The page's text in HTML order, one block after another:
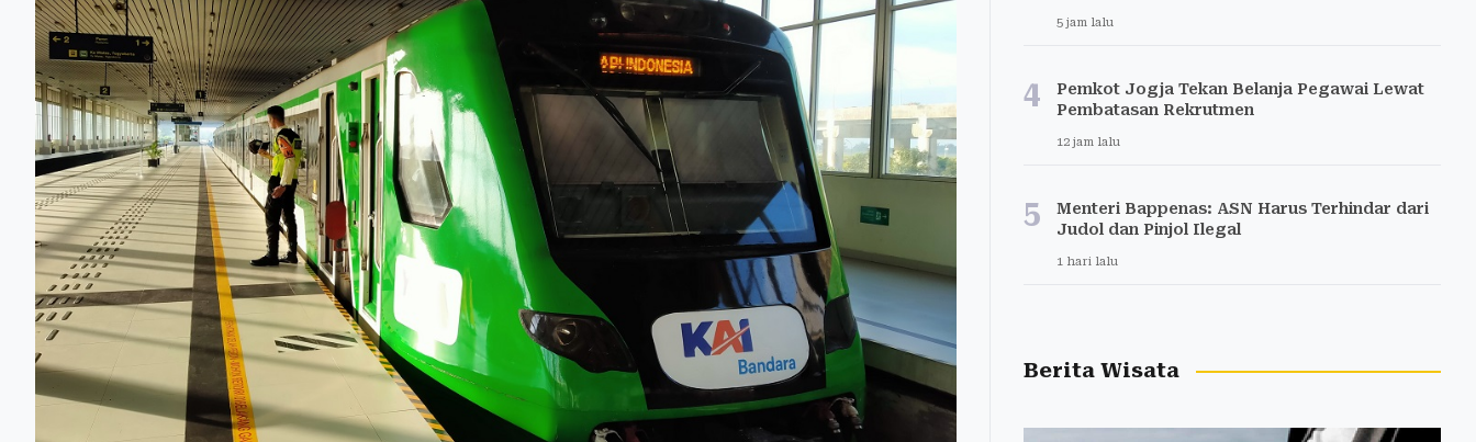
5 jam lalu
4
Pemkot Jogja Tekan Belanja Pegawai Lewat
Pembatasan Rekrutmen
12 jam lalu
5
Menteri Bappenas: ASN Harus Terhindar dari
Judol dan Pinjol Ilegal
1 hari lalu
Berita Wisata